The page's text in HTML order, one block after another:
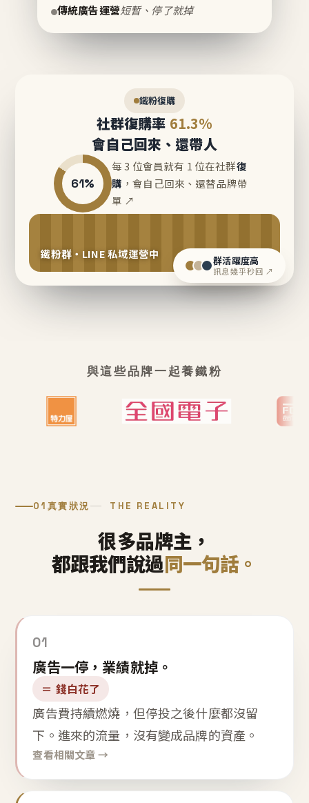
傳統廣告運營短暫、停了就掉
鐵粉復購
社群復購率 61.3%
會自己回來、還帶人
61%
每 3 位會員就有 1 位在社群復
購 ，會自己回來、還替品牌帶
單 ↗
鐵粉群・LINE 私域運營中 群活躍度高
訊息幾乎秒回 ↗
與這些品牌一起養鐵粉
01 真實狀況 THE REALITY
很多品牌主，
都跟我們說過同一句話。
01
廣告一停，業績就掉。
＝ 錢白花了
廣告費持續燃燒，但停投之後什麼都沒留
下。進來的流量，沒有變成品牌的資產。
查看相關文章 →